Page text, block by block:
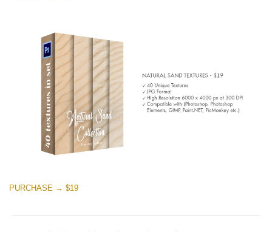
PURCHASE → $19